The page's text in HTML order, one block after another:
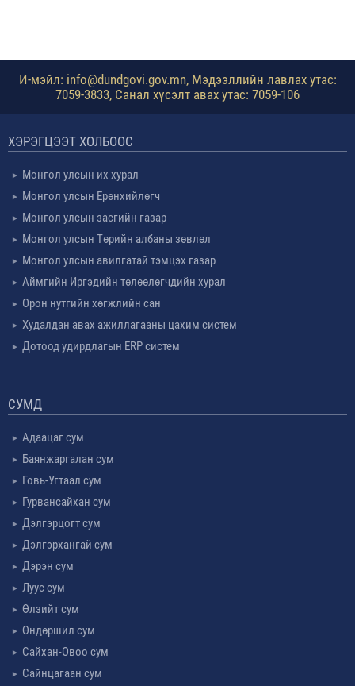
И-мэйл: info@dundgovi.gov.mn, Мэдээллийн лавлах утас:
7059-3833, Санал хүсэлт авах утас: 7059-106
ХЭРЭГЦЭЭТ ХОЛБООС
Монгол улсын их хурал
Монгол улсын Ерөнхийлөгч
Монгол улсын засгийн газар
Монгол улсын Төрийн албаны зөвлөл
Монгол улсын авилгатай тэмцэх газар
Аймгийн Иргэдийн төлөөлөгчдийн хурал
Орон нутгийн хөгжлийн сан
Худалдан авах ажиллагааны цахим систем
Дотоод удирдлагын ERP систем
СУМД
Адаацаг сум
Баянжаргалан сум
Говь-Угтаал сум
Гурвансайхан сум
Дэлгэрцогт сум
Дэлгэрхангай сум
Дэрэн сум
Луус сум
Өлзийт сум
Өндөршил сум
Сайхан-Овоо сум
Сайнцагаан сум